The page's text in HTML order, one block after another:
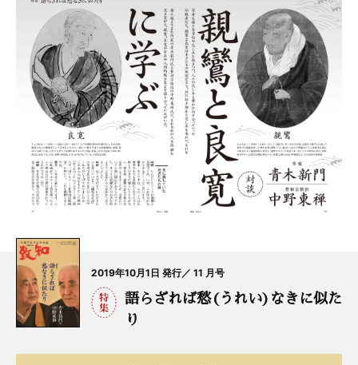
2019年10月1日 発行／ 11 月号
語らざれば愁(うれい)なきに似た
り